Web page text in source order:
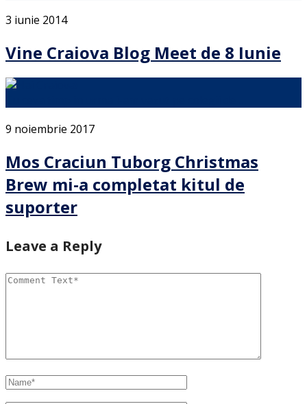
3 iunie 2014
Vine Craiova Blog Meet de 8 Iunie
9 noiembrie 2017
Mos Craciun Tuborg Christmas
Brew mi-a completat kitul de
suporter
Leave a Reply